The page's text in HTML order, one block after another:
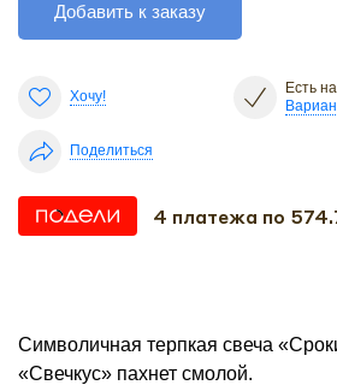
Добавить к заказу
Хочу!
Есть
Поделиться
4 платежа по
Символичная терпкая свеча
«Свечкус» пахнет смолой.